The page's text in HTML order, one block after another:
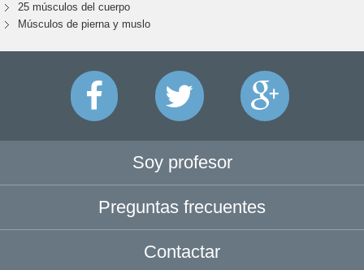
25 músculos del cuerpo
Músculos de pierna y muslo
Soy profesor
Preguntas frecuentes
Contactar